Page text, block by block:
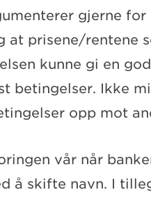
gjerne
at prisene/rentene
kunne gi en
betingelser. Ikke
opp mot
vår når
å skifte navn. I